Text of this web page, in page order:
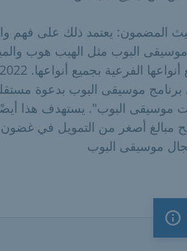
المضمون: يعتمد ذلك على فهم
موسيقى البوب مثل الهيب هوب
برنامج موسيقى البوب بدعوة
موسيقى البوب". يستهدف هذا
مبالغ أصغر من التمويل في غضون
موسيقى البوب
ملاحظة مهمة